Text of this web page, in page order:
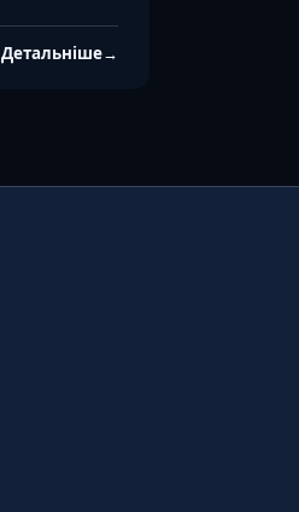
Детальніше→